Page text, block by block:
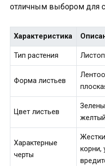
отличным выбором для
Характеристика
Тип растения
Форма листьев
Цвет листьев
желтый
Характерные
черты
корни,